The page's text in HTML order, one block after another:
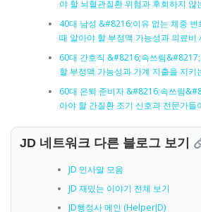
야 할 뇌혈관질환 위험과 후회하지 않
40대 남성 &#8216;이유 없는 체중
때 알아야 할 부정맥 가능성과 의료비
60대 간호직 &#8216;속쓰림
할 부정맥 가능성과 가계 지출을 지키
60대 은퇴 준비자 &#8216;속쓰림
아야 할 간질환 조기 신호과 전문가들
JD 네트워크 다른 블로그 보기
JD 인사말 모음
JD 재밌는 이야기 전체 보기
JD행정사 메인 (HelperJD)